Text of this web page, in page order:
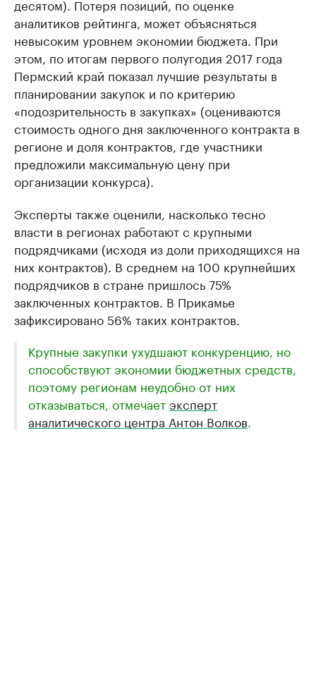
десятом). Потеря позиций, по оценке
аналитиков рейтинга, может объясняться
невысоким уровнем экономии бюджета. При
этом, по итогам первого полугодия 2017 года
Пермский край показал лучшие результаты в
планировании закупок и по критерию
«подозрительность в закупках» (оцениваются
стоимость одного дня заключенного контракта в
регионе и доля контрактов, где участники
предложили максимальную цену при
организации конкурса).
Эксперты также оценили, насколько тесно
власти в регионах работают с крупными
подрядчиками (исходя из доли приходящихся на
них контрактов). В среднем на 100 крупнейших
подрядчиков в стране пришлось 75%
заключенных контрактов. В Прикамье
зафиксировано 56% таких контрактов.
Крупные закупки ухудшают конкуренцию, но
способствуют экономии бюджетных средств,
поэтому регионам неудобно от них
отказываться, отмечаетэксперт
аналитического центра Антон Волков